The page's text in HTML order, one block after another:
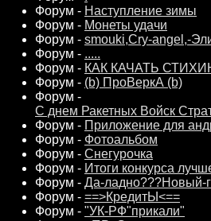
Форум - Наступление зимы
Форум - Монеты удачи
Форум - smouki,Cry-angel,-
Форум - .....
Форум - КАК КАЧАТЬ
Форум - (b) ПроВеркА (b)
Форум -
С днем Ракетных Войск
Форум - Приложение для
Форум - Фотоальбом
Форум - Снегурочка
Форум - Итоги конкурса
Форум - Да-ладно???Новый-
Форум - ==>КредитЫ<==
Форум - "УК-РФ"прикали"